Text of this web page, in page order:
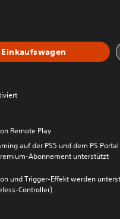
Remote Play
auf der PS5 und dem PS
Abonnement unterstützt
und Trigger-Effekt werden
Controller)